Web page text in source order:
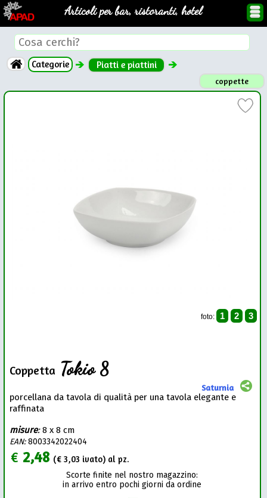
Articoli per bar, ristoranti, hotel
Categorie Piatti e piattini
coppette
foto: 1 2 3
Coppetta Tokio 8
Saturnia
porcellana da tavola di qualità per una tavola elegante e
raffinata
misure:8 x 8 cm
EAN:8003342022404
€ 2,48 (€3,03 ivato) al pz.
Scorte finite nel nostro magazzino:
in arrivo entro pochi giorni da ordine